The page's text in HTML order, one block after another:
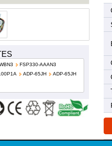
FSP330-AAAN3
ADP-65JH
ADP-65JH